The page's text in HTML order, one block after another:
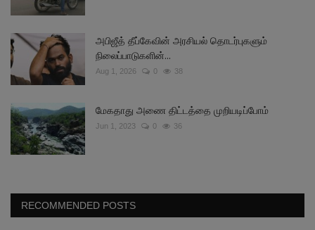
அபிஜீத் தீப்கேவின் அரசியல் தொடர்புகளும்
நிலைப்பாடுகளின்...
Aug 1, 2026 0 38
மேகதாது அணை திட்டத்தை முறியடிப்போம்
Jun 1, 2023 0 36
RECOMMENDED POSTS